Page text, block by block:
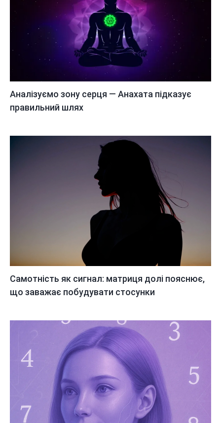
Аналізуємо зону серця — Анахата підказує
правильний шлях
Самотність як сигнал: матриця долі пояснює,
що заважає побудувати стосунки